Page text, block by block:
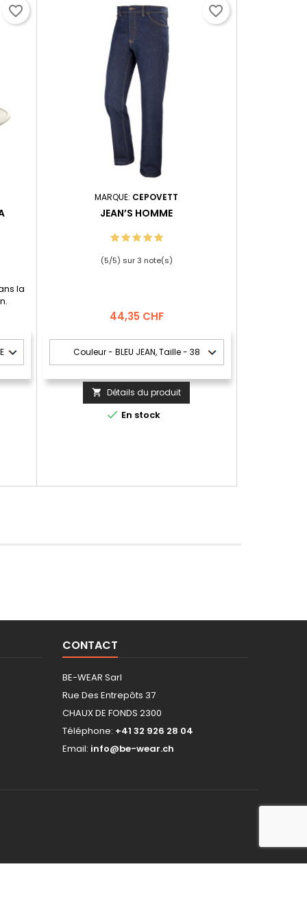
la
favorite_border
MARQUE: CEPOVETT
JEAN’S HOMME
(5/5) sur3 note(s)
Prix
44,35 CHF
 Détails du produit
 En stock
favorite_border
CONTACT
BE-WEAR Sarl
Rue Des Entrepôts 37
CHAUX DE FONDS 2300
Téléphone: +41 32 926 28 04
Email: info@be-wear.ch